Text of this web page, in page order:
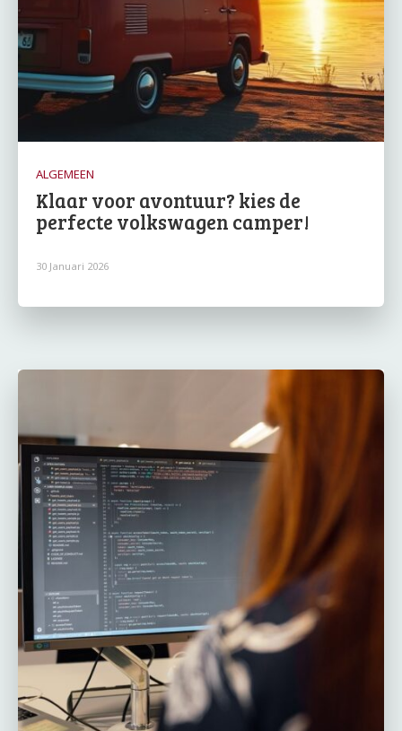
ALGEMEEN
Klaar voor avontuur? kies de
perfecte volkswagen camper!
30 Januari 2026